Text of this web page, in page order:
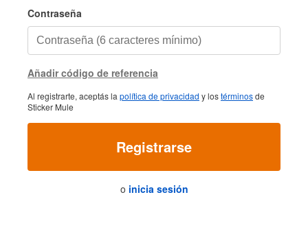
Contraseña
Añadir código de referencia
Al registrarte, aceptás la política de privacidad y lostérminosde
Sticker Mule
Registrarse
o inicia sesión